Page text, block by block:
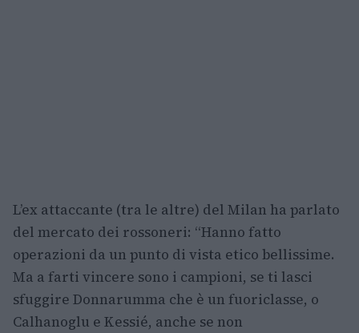
L’ex attaccante (tra le altre) del Milan ha parlato
del mercato dei rossoneri: “Hanno fatto
operazioni da un punto di vista etico bellissime.
Ma a farti vincere sono i campioni, se ti lasci
sfuggire Donnarumma che è un fuoriclasse, o
Calhanoglu e Kessié, anche se non